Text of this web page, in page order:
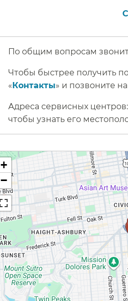
По общим вопросам
Чтобы быстрее получить
« Контакты» и позвоните
Адреса сервисных
чтобы узнать его
+
−